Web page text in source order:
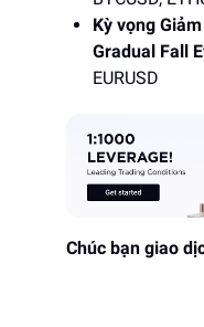
Kỳ vọng
Gradual Fall
EURUSD
Chúc bạn giao